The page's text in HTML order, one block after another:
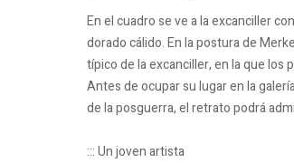
En el cuadro se ve a la excanciller
dorado cálido. En la postura de
típico de la excanciller, en la que los
Antes de ocupar su lugar en la
de la posguerra, el retrato podrá
::: Un joven artista